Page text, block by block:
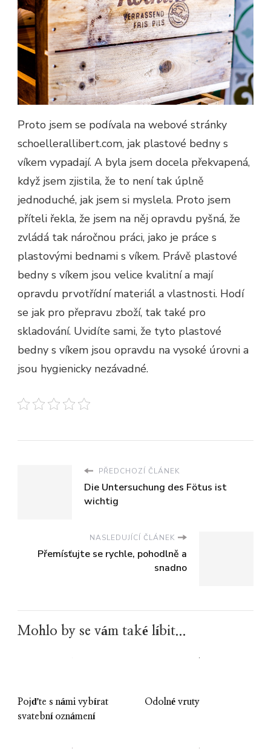
Proto jsem se podívala na webové stránky
schoellerallibert.com, jak plastové bedny s
víkem vypadají. A byla jsem docela překvapená,
když jsem zjistila, že to není tak úplně
jednoduché, jak jsem si myslela. Proto jsem
příteli řekla, že jsem na něj opravdu pyšná, že
zvládá tak náročnou práci, jako je práce s
plastovými bednami s víkem. Právě plastové
bedny s víkem jsou velice kvalitní a mají
opravdu prvotřídní materiál a vlastnosti. Hodí
se jak pro přepravu zboží, tak také pro
skladování. Uvidíte sami, že tyto plastové
bedny s víkem jsou opravdu na vysoké úrovni a
jsou hygienicky nezávadné.
PŘEDCHOZÍ ČLÁNEK
Die Untersuchung des Fötus ist
wichtig
NASLEDUJÍCÍ ČLÁNEK
Přemísťujte se rychle, pohodlně a
snadno
Mohlo by se vám také líbit...
Pojďte s námi vybírat
svatební oznámení
Odolné vruty